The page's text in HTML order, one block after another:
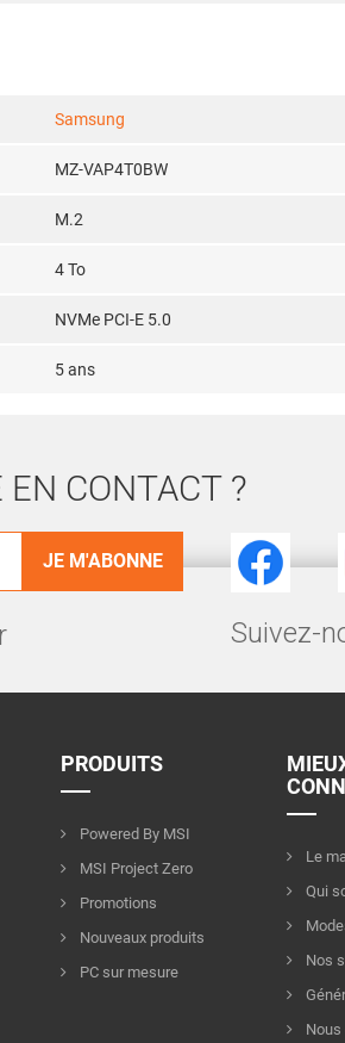
Samsung
MZ-VAP4T0BW
M.2
4 To
NVMe PCI-E 5.0
5 ans
EN CONTACT ?
Facebook
Suivez-
PRODUITS
Powered By MSI
MSI Project Zero
Promotions
Nouveaux produits
PC sur mesure
Le
Qui
Nos